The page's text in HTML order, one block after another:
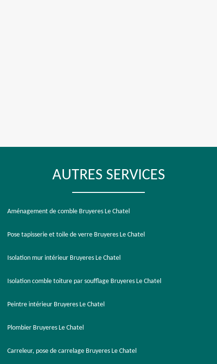
AUTRES SERVICES
Aménagement de comble Bruyeres Le Chatel
Pose tapisserie et toile de verre Bruyeres Le Chatel
Isolation mur intérieur Bruyeres Le Chatel
Isolation comble toiture par soufflage Bruyeres Le Chatel
Peintre intérieur Bruyeres Le Chatel
Plombier Bruyeres Le Chatel
Carreleur, pose de carrelage Bruyeres Le Chatel